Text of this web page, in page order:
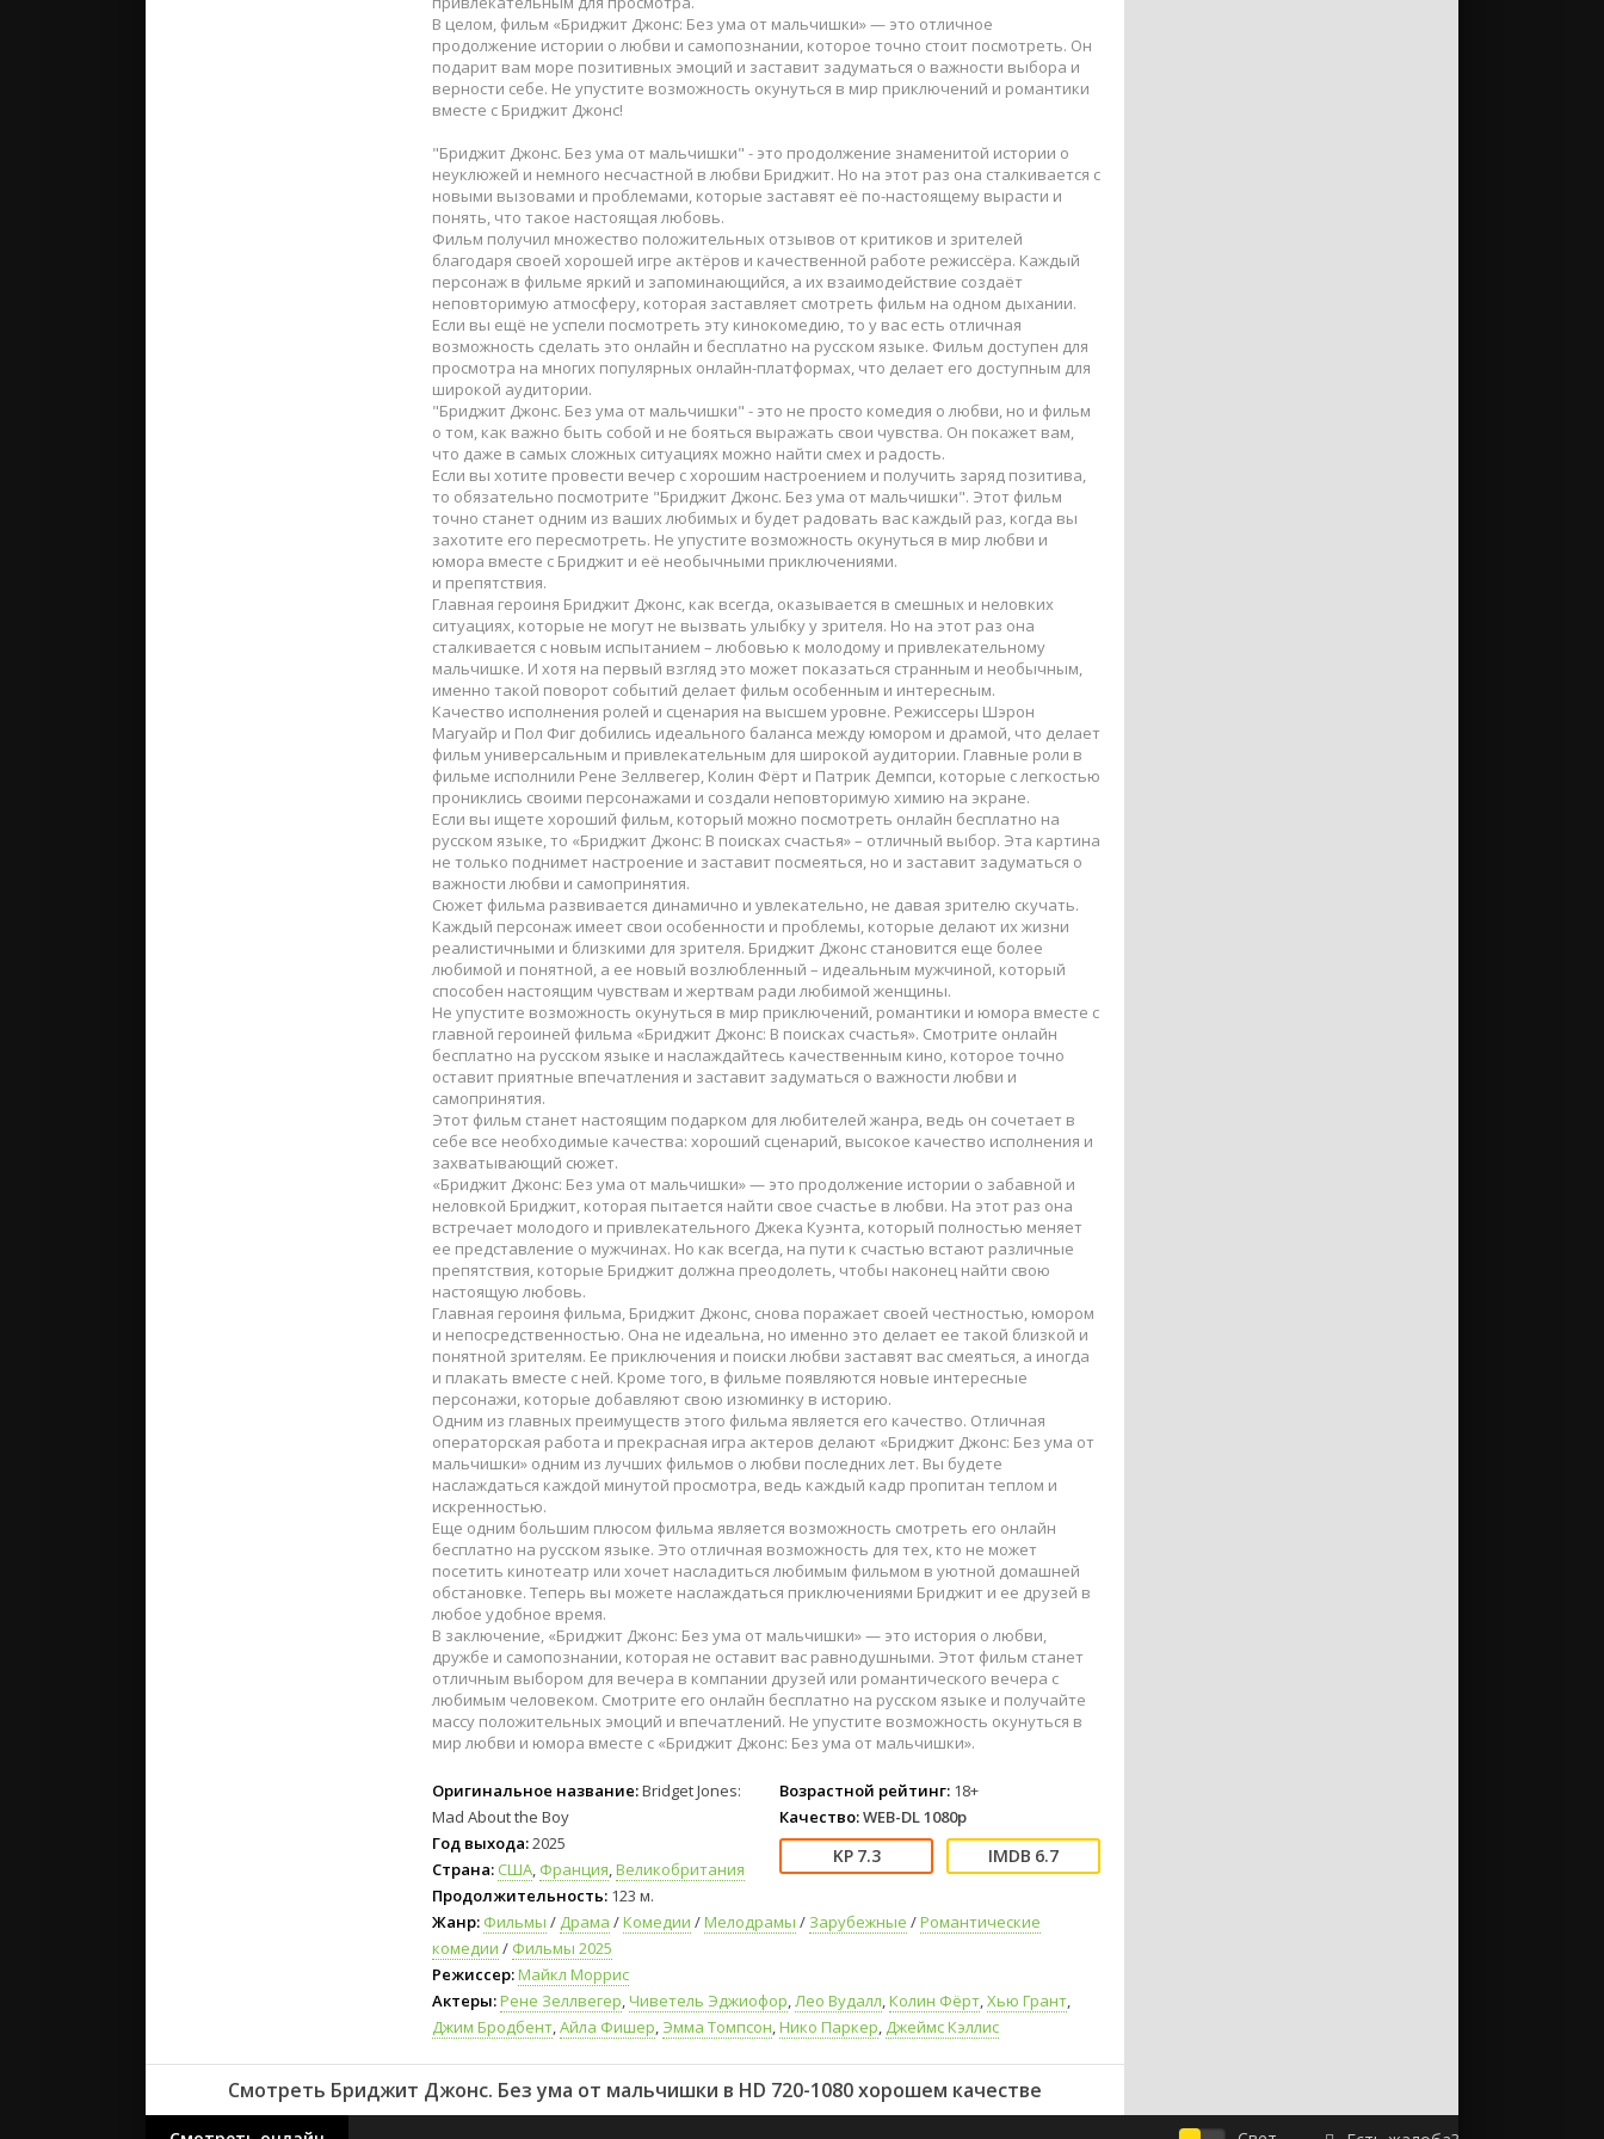
В целом, фильм «Бриджит Джонс: Без ума от мальчишки» — это отличное
продолжение истории о любви и самопознании, которое точно стоит посмотреть. Он
подарит вам море позитивных эмоций и заставит задуматься о важности выбора и
верности себе. Не упустите возможность окунуться в мир приключений и романтики
вместе с Бриджит Джонс!
"Бриджит Джонс. Без ума от мальчишки" - это продолжение знаменитой истории о
неуклюжей и немного несчастной в любви Бриджит. Но на этот раз она сталкивается с
новыми вызовами и проблемами, которые заставят её по-настоящему вырасти и
понять, что такое настоящая любовь.
Фильм получил множество положительных отзывов от критиков и зрителей
благодаря своей хорошей игре актёров и качественной работе режиссёра. Каждый
персонаж в фильме яркий и запоминающийся, а их взаимодействие создаёт
неповторимую атмосферу, которая заставляет смотреть фильм на одном дыхании.
Если вы ещё не успели посмотреть эту кинокомедию, то у вас есть отличная
возможность сделать это онлайн и бесплатно на русском языке. Фильм доступен для
просмотра на многих популярных онлайн-платформах, что делает его доступным для
широкой аудитории.
"Бриджит Джонс. Без ума от мальчишки" - это не просто комедия о любви, но и фильм
о том, как важно быть собой и не бояться выражать свои чувства. Он покажет вам,
что даже в самых сложных ситуациях можно найти смех и радость.
Если вы хотите провести вечер с хорошим настроением и получить заряд позитива,
то обязательно посмотрите "Бриджит Джонс. Без ума от мальчишки". Этот фильм
точно станет одним из ваших любимых и будет радовать вас каждый раз, когда вы
захотите его пересмотреть. Не упустите возможность окунуться в мир любви и
юмора вместе с Бриджит и её необычными приключениями.
и препятствия.
Главная героиня Бриджит Джонс, как всегда, оказывается в смешных и неловких
ситуациях, которые не могут не вызвать улыбку у зрителя. Но на этот раз она
сталкивается с новым испытанием – любовью к молодому и привлекательному
мальчишке. И хотя на первый взгляд это может показаться странным и необычным,
именно такой поворот событий делает фильм особенным и интересным.
Качество исполнения ролей и сценария на высшем уровне. Режиссеры Шэрон
Магуайр и Пол Фиг добились идеального баланса между юмором и драмой, что делает
фильм универсальным и привлекательным для широкой аудитории. Главные роли в
фильме исполнили Рене Зеллвегер, Колин Фёрт и Патрик Демпси, которые с легкостью
прониклись своими персонажами и создали неповторимую химию на экране.
Если вы ищете хороший фильм, который можно посмотреть онлайн бесплатно на
русском языке, то «Бриджит Джонс: В поисках счастья» – отличный выбор. Эта картина
не только поднимет настроение и заставит посмеяться, но и заставит задуматься о
важности любви и самопринятия.
Сюжет фильма развивается динамично и увлекательно, не давая зрителю скучать.
Каждый персонаж имеет свои особенности и проблемы, которые делают их жизни
реалистичными и близкими для зрителя. Бриджит Джонс становится еще более
любимой и понятной, а ее новый возлюбленный – идеальным мужчиной, который
способен настоящим чувствам и жертвам ради любимой женщины.
Не упустите возможность окунуться в мир приключений, романтики и юмора вместе с
главной героиней фильма «Бриджит Джонс: В поисках счастья». Смотрите онлайн
бесплатно на русском языке и наслаждайтесь качественным кино, которое точно
оставит приятные впечатления и заставит задуматься о важности любви и
самопринятия.
Этот фильм станет настоящим подарком для любителей жанра, ведь он сочетает в
себе все необходимые качества: хороший сценарий, высокое качество исполнения и
захватывающий сюжет.
«Бриджит Джонс: Без ума от мальчишки» — это продолжение истории о забавной и
неловкой Бриджит, которая пытается найти свое счастье в любви. На этот раз она
встречает молодого и привлекательного Джека Куэнта, который полностью меняет
ее представление о мужчинах. Но как всегда, на пути к счастью встают различные
препятствия, которые Бриджит должна преодолеть, чтобы наконец найти свою
настоящую любовь.
Главная героиня фильма, Бриджит Джонс, снова поражает своей честностью, юмором
и непосредственностью. Она не идеальна, но именно это делает ее такой близкой и
понятной зрителям. Ее приключения и поиски любви заставят вас смеяться, а иногда
и плакать вместе с ней. Кроме того, в фильме появляются новые интересные
персонажи, которые добавляют свою изюминку в историю.
Одним из главных преимуществ этого фильма является его качество. Отличная
операторская работа и прекрасная игра актеров делают «Бриджит Джонс: Без ума от
мальчишки» одним из лучших фильмов о любви последних лет. Вы будете
наслаждаться каждой минутой просмотра, ведь каждый кадр пропитан теплом и
искренностью.
Еще одним большим плюсом фильма является возможность смотреть его онлайн
бесплатно на русском языке. Это отличная возможность для тех, кто не может
посетить кинотеатр или хочет насладиться любимым фильмом в уютной домашней
обстановке. Теперь вы можете наслаждаться приключениями Бриджит и ее друзей в
любое удобное время.
В заключение, «Бриджит Джонс: Без ума от мальчишки» — это история о любви,
дружбе и самопознании, которая не оставит вас равнодушными. Этот фильм станет
отличным выбором для вечера в компании друзей или романтического вечера с
любимым человеком. Смотрите его онлайн бесплатно на русском языке и получайте
массу положительных эмоций и впечатлений. Не упустите возможность окунуться в
мир любви и юмора вместе с «Бриджит Джонс: Без ума от мальчишки».
Оригинальное название:Bridget Jones:
Mad About the Boy
Год выхода:2025
Страна: США, Франция,Великобритания
Продолжительность: 123 м.
Возрастной рейтинг: 18+
Качество:WEB-DL 1080p
7.3 6.7
Жанр: Фильмы / Драма /Комедии /Мелодрамы / Зарубежные /Романтические
комедии / Фильмы 2025
Режиссер:Майкл Моррис
Актеры:Рене Зеллвегер,Чиветель Эджиофор,Лео Вудалл,Колин Фёрт,Хью Грант,
Джим Бродбент,Айла Фишер, Эмма Томпсон,Нико Паркер, Джеймс Кэллис
Смотреть Бриджит Джонс. Без ума от мальчишки в HD 720-1080 хорошем качестве